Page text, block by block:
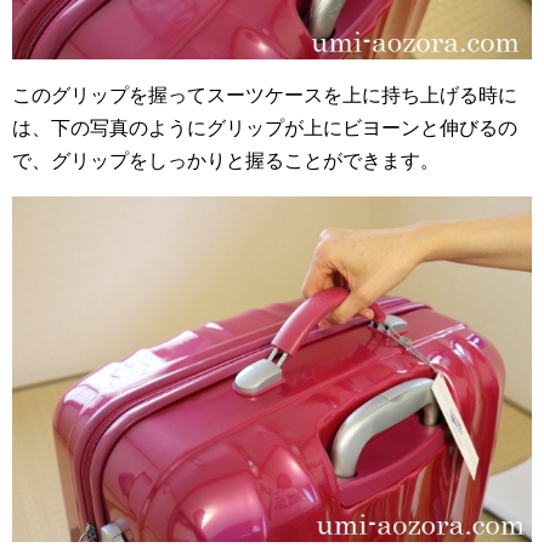
このグリップを握ってスーツケースを上に持ち上げる時に
は、下の写真のようにグリップが上にビヨーンと伸びるの
で、グリップをしっかりと握ることができます。